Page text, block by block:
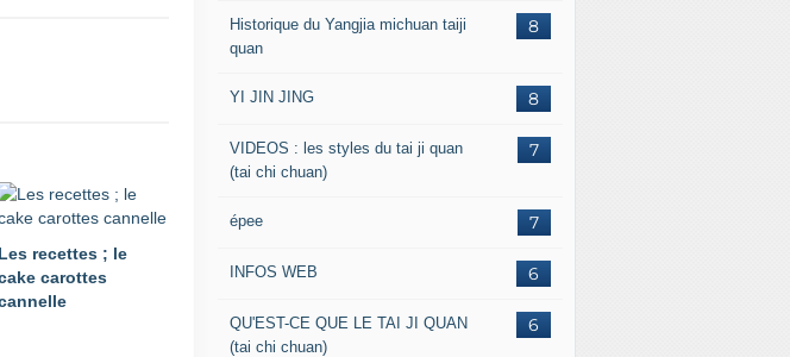
Les recettes ; le
carottes
8
Historique du Yangjia michuan taiji
quan
8
YI JIN JING
7
VIDEOS : les styles du tai ji quan
(tai chi chuan)
7
épee
6
INFOS WEB
6
QU'EST-CE QUE LE TAI JI QUAN
(tai chi chuan)